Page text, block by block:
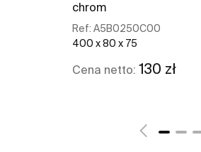
chrom
Ref: A5B0250C00
400 x 80 x 75
Cena netto: 130 zł